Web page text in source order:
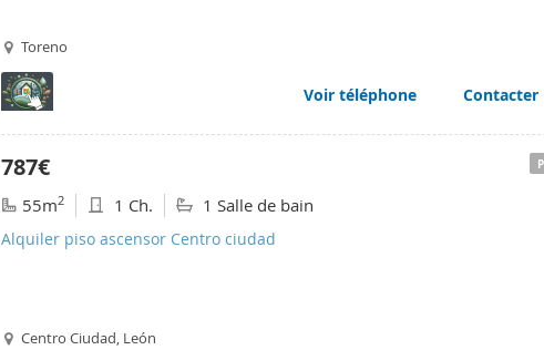
Toreno
Voir téléphone Contacter
787€
55m2 1 Ch. 1 Salle de bain
Alquiler piso ascensor Centro ciudad
Centro Ciudad, León